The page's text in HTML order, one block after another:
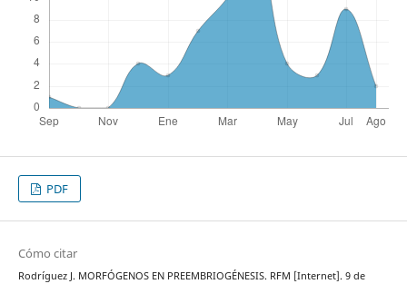
PDF
Cómo citar
Rodríguez J. MORFÓGENOS EN PREEMBRIOGÉNESIS. RFM [Internet]. 9 de